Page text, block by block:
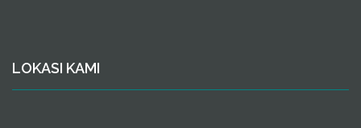
LOKASI KAMI